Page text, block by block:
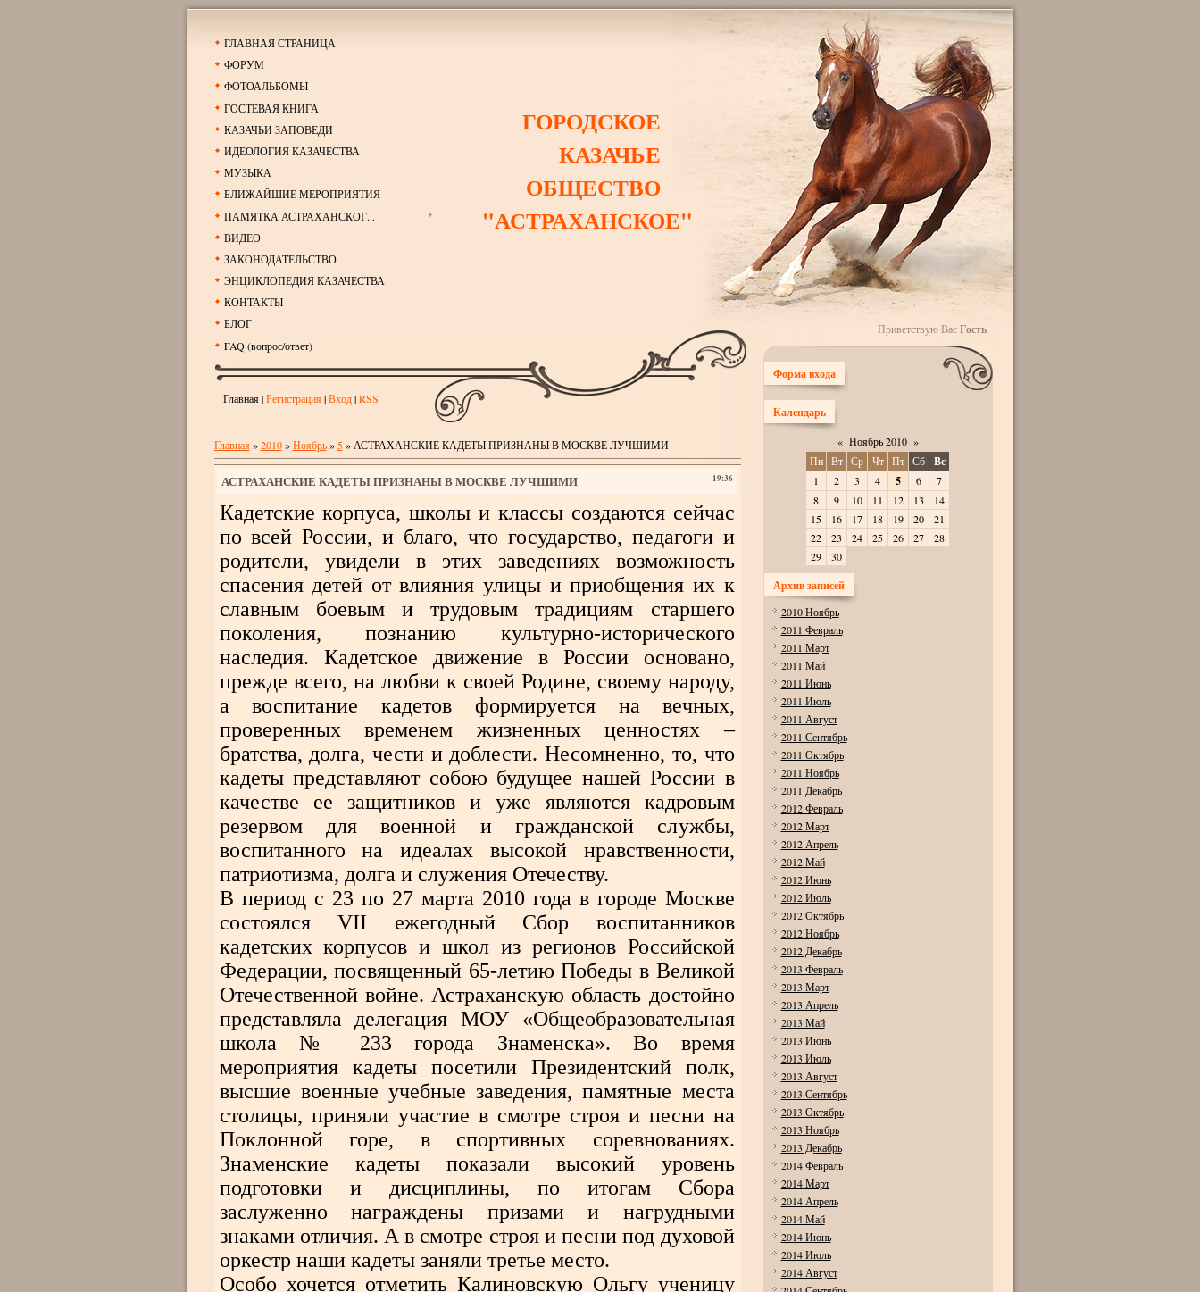
ГЛАВНАЯ СТРАНИЦА
ФОРУМ
ФОТОАЛЬБОМЫ
ГОСТЕВАЯ КНИГА
КАЗАЧЬИ ЗАПОВЕДИ
ИДЕОЛОГИЯ КАЗАЧЕСТВА
МУЗЫКА
БЛИЖАЙШИЕ МЕРОПРИЯТИЯ
ПАМЯТКА АСТРАХАНСКОГ...
ВИДЕО
ЗАКОНОДАТЕЛЬСТВО
ЭНЦИКЛОПЕДИЯ КАЗАЧЕСТВА
КОНТАКТЫ
БЛОГ
FAQ (вопрос/ответ)
ГОРОДСКОЕ
КАЗАЧЬЕ
ОБЩЕСТВО
"АСТРАХАНСКОЕ"
Главная|Регистрация |Вход|RSS
Главная »2010 » Ноябрь » 5» АСТРАХАНСКИЕ КАДЕТЫ ПРИЗНАНЫ В МОСКВЕ ЛУЧШИМИ
19:36
АСТРАХАНСКИЕ КАДЕТЫ ПРИЗНАНЫ В МОСКВЕ ЛУЧШИМИ
Кадетские корпуса, школы и классы создаются сейчас
по всей России, и благо, что государство, педагоги и
родители, увидели в этих заведениях возможность
спасения детей от влияния улицы и приобщения их к
славным боевым и трудовым традициям старшего
поколения, познанию культурно-исторического
наследия. Кадетское движение в России основано,
прежде всего, на любви к своей Родине, своему народу,
а воспитание кадетов формируется на вечных,
проверенных временем жизненных ценностях –
братства, долга, чести и доблести. Несомненно, то, что
кадеты представляют собою будущее нашей России в
качестве ее защитников и уже являются кадровым
резервом для военной и гражданской службы,
воспитанного на идеалах высокой нравственности,
патриотизма, долга и служения Отечеству.
В период с 23 по 27 марта 2010 года в городе Москве
состоялся VII ежегодный Сбор воспитанников
кадетских корпусов и школ из регионов Российской
Федерации, посвященный 65-летию Победы в Великой
Отечественной войне. Астраханскую область достойно
представляла делегация МОУ «Общеобразовательная
школа № 233 города Знаменска». Во время
мероприятия кадеты посетили Президентский полк,
высшие военные учебные заведения, памятные места
столицы, приняли участие в смотре строя и песни на
Поклонной горе, в спортивных соревнованиях.
Знаменские кадеты показали высокий уровень
подготовки и дисциплины, по итогам Сбора
заслуженно награждены призами и нагрудными
знаками отличия. А в смотре строя и песни под духовой
оркестр наши кадеты заняли третье место.
Особо хочется отметить Калиновскую Ольгу ученицу
Приветствую Вас Гость
Форма входа
Календарь
« Ноябрь 2010 »
Пн Вт Ср Чт Пт Сб Вс
1 2 3 4 5 6
7
8
9 10 11 12 13
14
15
16 17 18 19 20
21
22
23 24 25 26 27
28
29
30
Архив записей
2010 Ноябрь
2011 Февраль
2011 Март
2011 Май
2011 Июнь
2011 Июль
2011 Август
2011 Сентябрь
2011 Октябрь
2011 Ноябрь
2011 Декабрь
2012 Февраль
2012 Март
2012 Апрель
2012 Май
2012 Июнь
2012 Июль
2012 Октябрь
2012 Ноябрь
2012 Декабрь
2013 Февраль
2013 Март
2013 Апрель
2013 Май
2013 Июнь
2013 Июль
2013 Август
2013 Сентябрь
2013 Октябрь
2013 Ноябрь
2013 Декабрь
2014 Февраль
2014 Март
2014 Апрель
2014 Май
2014 Июнь
2014 Июль
2014 Август